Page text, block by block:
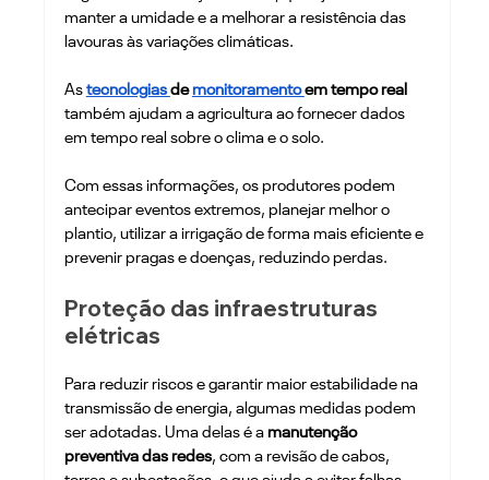
manter a umidade e a melhorar a resistência das
lavouras às variações climáticas.
As tecnologias de monitoramento em tempo real
também ajudam a agricultura ao fornecer dados
em tempo real sobre o clima e o solo.
Com essas informações, os produtores podem
antecipar eventos extremos, planejar melhor o
plantio, utilizar a irrigação de forma mais eficiente e
prevenir pragas e doenças, reduzindo perdas.
Proteção das infraestruturas
elétricas
Para reduzir riscos e garantir maior estabilidade na
transmissão de energia, algumas medidas podem
ser adotadas. Uma delas é a manutenção
preventiva das redes, com a revisão de cabos,